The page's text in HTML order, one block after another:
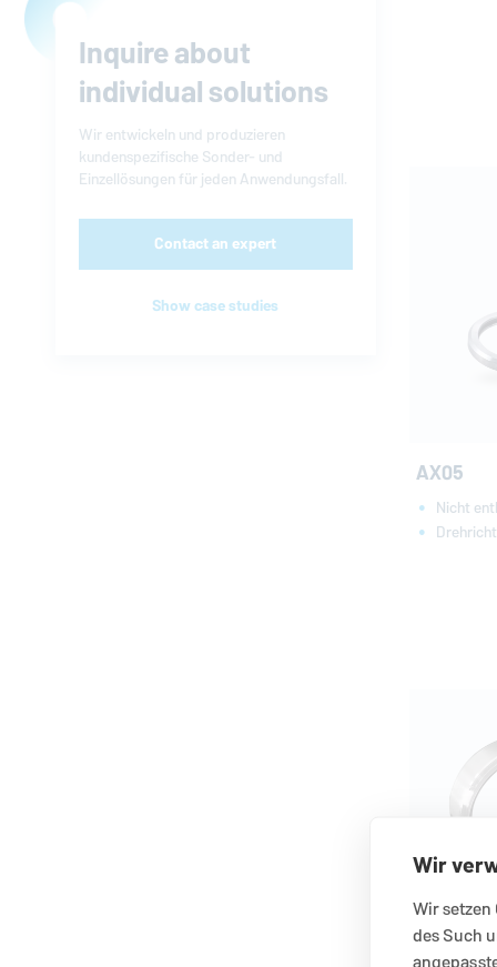
Inquire about
individual solutions
Wir entwickeln und produzieren
kundenspezifische Sonder- und
Einzellösungen für jeden Anwendungsfall.
Contact an expert
Show case studies
AX05
Nicht
Wir
Wir
des Such